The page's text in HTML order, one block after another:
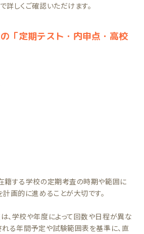
で詳しくご確認いただけます。
「定期テスト・内申点・高校
籍する学校の定期考査の時期や範囲に
画的に進めることが大切です。
、学校や年度によって回数や日程が異な
れる年間予定や試験範囲表を基準に、直